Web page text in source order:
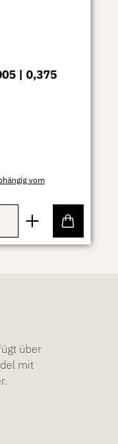
| 0,375
vom
Wert ein
über
mit